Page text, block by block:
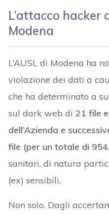
L’attacco hacker
Modena
L’AUSL di Modena ha
violazione dei dati a
che ha determinato a
sul dark web di21 file
dell’Azienda e
file (per un totale di
sanitari, di natura
(ex) sensibili.
Non solo. Dagli